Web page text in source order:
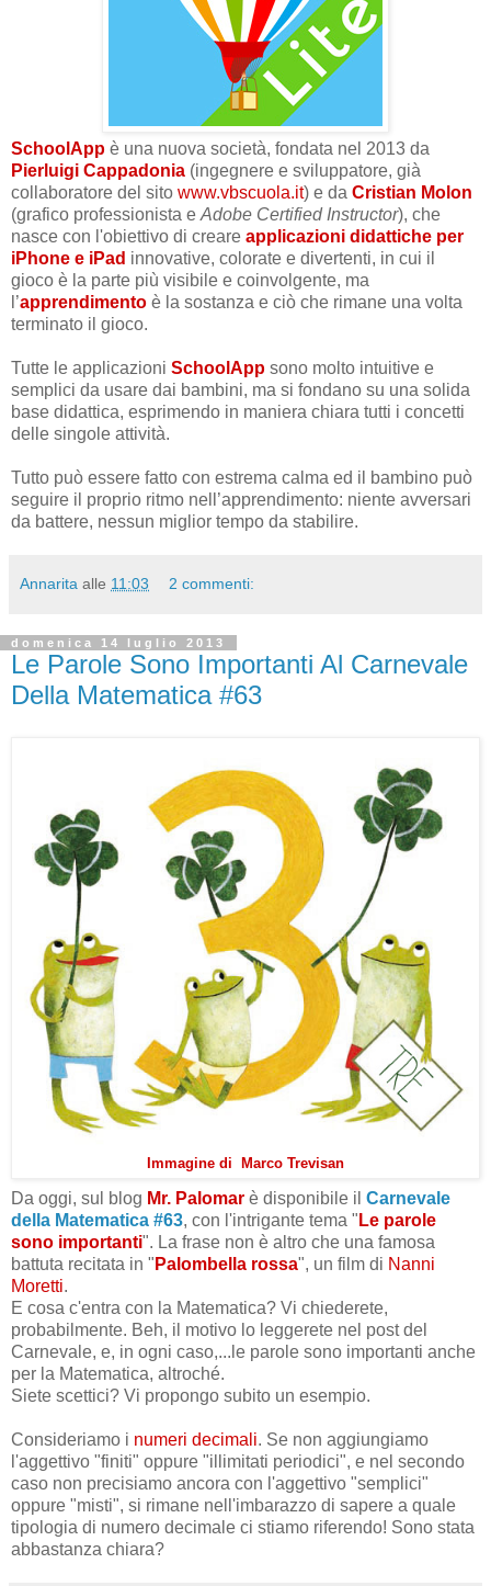
SchoolApp è una nuova società, fondata nel 2013 da
Pierluigi Cappadonia (ingegnere e sviluppatore, già
collaboratore del sito www.vbscuola.it) e da Cristian Molon
(grafico professionista e Adobe Certified Instructor), che
nasce con l'obiettivo di creare applicazioni didattiche per
iPhone e iPad innovative, colorate e divertenti, in cui il
gioco è la parte più visibile e coinvolgente, ma
l’apprendimento è la sostanza e ciò che rimane una volta
terminato il gioco.
Tutte le applicazioni SchoolApp sono molto intuitive e
semplici da usare dai bambini, ma si fondano su una solida
base didattica, esprimendo in maniera chiara tutti i concetti
delle singole attività.
Tutto può essere fatto con estrema calma ed il bambino può
seguire il proprio ritmo nell’apprendimento: niente avversari
da battere, nessun miglior tempo da stabilire.
Annarita alle 11:03 2 commenti:
domenica 14 luglio 2013
Le Parole Sono Importanti Al Carnevale
Della Matematica #63
Immagine di Marco Trevisan
Da oggi, sul blog Mr. Palomar è disponibile il Carnevale
della Matematica #63, con l'intrigante tema " Le parole
sono importanti". La frase non è altro che una famosa
battuta recitata in " Palombella rossa", un film di Nanni
Moretti.
E cosa c'entra con la Matematica? Vi chiederete,
probabilmente. Beh, il motivo lo leggerete nel post del
Carnevale, e, in ogni caso,...le parole sono importanti anche
per la Matematica, altroché.
Siete scettici? Vi propongo subito un esempio.
Consideriamo i numeri decimali. Se non aggiungiamo
l'aggettivo "finiti" oppure "illimitati periodici", e nel secondo
caso non precisiamo ancora con l'aggettivo "semplici"
oppure "misti", si rimane nell'imbarazzo di sapere a quale
tipologia di numero decimale ci stiamo riferendo! Sono stata
abbastanza chiara?